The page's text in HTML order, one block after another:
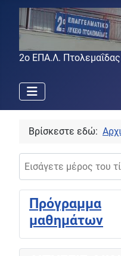
2ο ΕΠΑ.Λ. Πτολεμαΐδας
Βρίσκεστε εδώ:
Εισάγετε μέρος του
Πρόγραμμα
μαθημάτων